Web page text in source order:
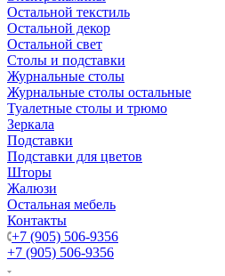
Остальной текстиль
Остальной декор
Остальной свет
Столы и подставки
Журнальные столы
Журнальные столы остальные
Туалетные столы и трюмо
Зеркала
Подставки
Подставки для цветов
Шторы
Жалюзи
Остальная мебель
Контакты
+7 (905) 506-9356
+7 (905) 506-9356